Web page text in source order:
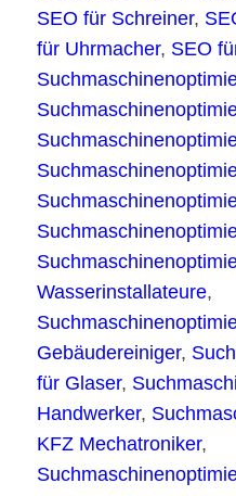
SEO für Schreiner,
für Uhrmacher, SEO
Wasserinstallateure,
Gebäudereiniger,
für Glaser,
Handwerker,
KFZ Mechatroniker,